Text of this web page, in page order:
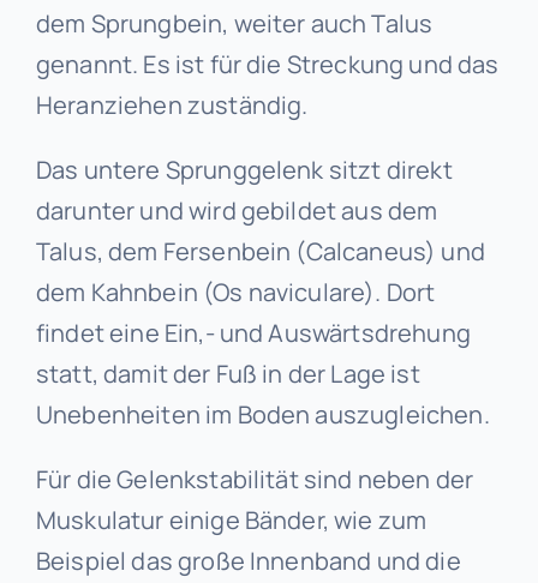
dem Sprungbein, weiter auch Talus
genannt. Es ist für die Streckung und das
Heranziehen zuständig.
Das untere Sprunggelenk sitzt direkt
darunter und wird gebildet aus dem
Talus, dem Fersenbein (Calcaneus) und
dem Kahnbein (Os naviculare). Dort
findet eine Ein,- und Auswärtsdrehung
statt, damit der Fuß in der Lage ist
Unebenheiten im Boden auszugleichen.
Für die Gelenkstabilität sind neben der
Muskulatur einige Bänder, wie zum
Beispiel das große Innenband und die